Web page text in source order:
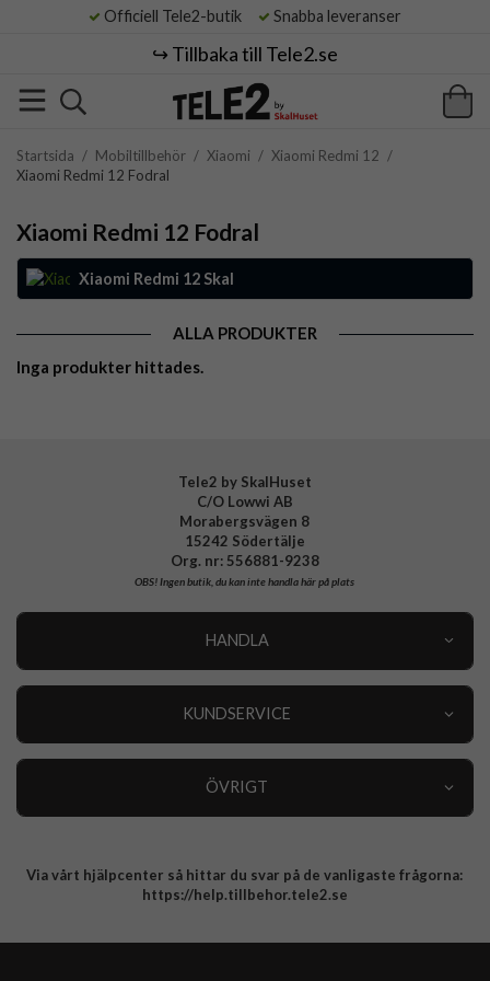
Officiell Tele2-butik Snabba leveranser
↪️ Tillbaka till Tele2.se
Startsida / Mobiltillbehör / Xiaomi / Xiaomi Redmi 12 /
Xiaomi Redmi 12 Fodral
Xiaomi Redmi 12 Fodral
Xiaomi Redmi 12 Skal
ALLA PRODUKTER
Inga produkter hittades.
Tele2 by SkalHuset
C/O Lowwi AB
Morabergsvägen 8
15242 Södertälje
Org. nr: 556881-9238
OBS!Ingen butik, du kan inte handla här på plats
HANDLA
KUNDSERVICE
ÖVRIGT
Integritetspolicy
Via vårt hjälpcenter så hittar du svar på de vanligaste frågorna:
https://help.tillbehor.tele2.se